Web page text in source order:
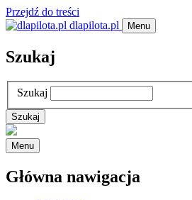
Przejdź do treści
dlapilota.pl
Menu
Szukaj
Szukaj
Menu
Główna nawigacja